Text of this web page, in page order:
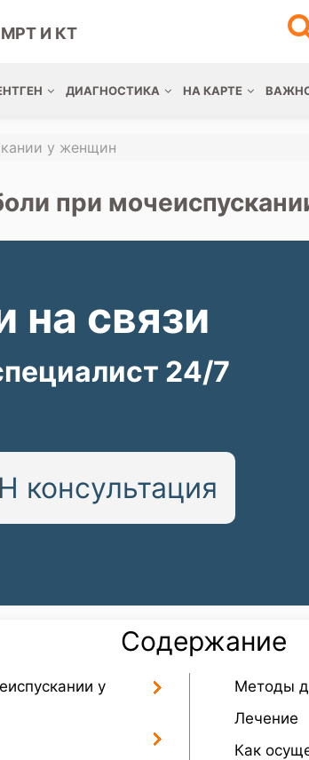
И КТ
ДИАГНОСТИКА НА КАРТЕ
у женщин
при
на связи
24/7
Содержание
у
Методы
Лечение
Как